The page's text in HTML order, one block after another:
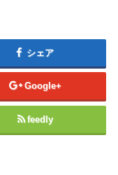
シェア
Google+
feedly